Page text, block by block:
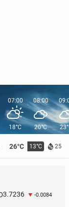
26°C 13°C 25
07:00
18°C
08:00
20°C
3.7236 -0.0084